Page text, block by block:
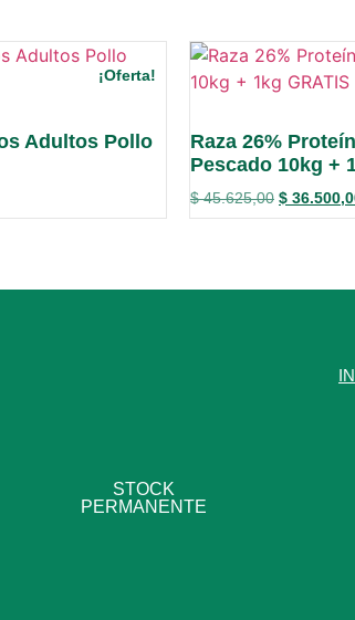
¡Oferta!
Adultos Pollo
Raza 26%
Pescado 10kg +
$45.625,00 $
STOCK
PERMANENTE